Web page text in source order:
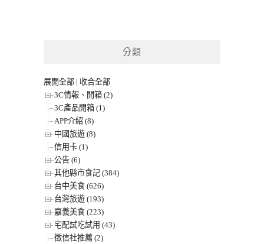
分類
展開全部 | 收合全部
3C情報、開箱 (2)
3C產品開箱 (1)
APP介紹 (8)
中國旅遊 (8)
信用卡 (1)
公告 (6)
其他縣市食記 (384)
台中美食 (626)
台灣旅遊 (193)
嘉義美食 (223)
宅配試吃試用 (43)
徵信社推薦 (2)